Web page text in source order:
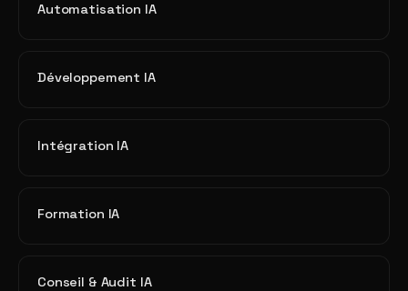
Automatisation IA
Développement IA
Intégration IA
Formation IA
Conseil & Audit IA